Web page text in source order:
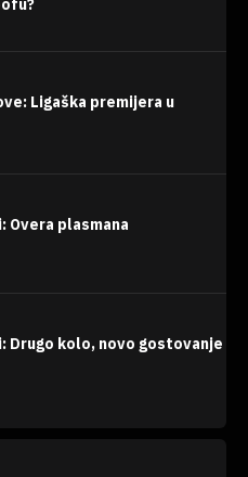
Ligaška premijera u
Overa plasmana
Drugo kolo, novo gostovanje